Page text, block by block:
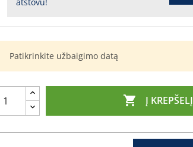
Patikrinkite užbaigimo datą
 Į KREPŠELĮ